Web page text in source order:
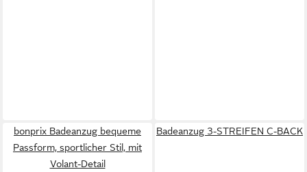
bonprix Badeanzug bequeme
Passform, sportlicher Stil, mit
Volant-Detail
Badeanzug 3-STREIFEN C-BACK